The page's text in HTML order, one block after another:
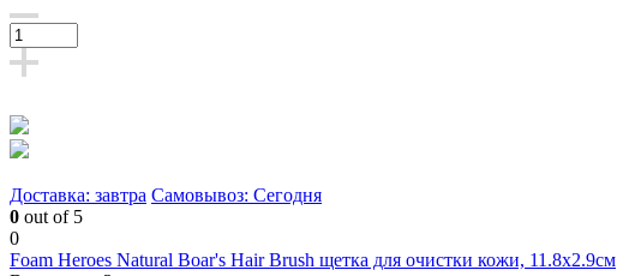
Доставка: завтра Самовывоз: Сегодня
0 out of 5
0
Foam Heroes Natural Boar's Hair Brush щетка для очистки кожи, 11.8x2.9см